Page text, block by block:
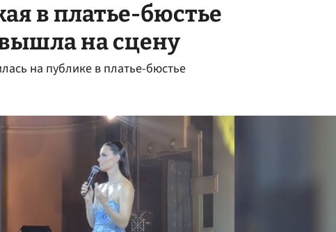
в платье-бюстье
на сцену
на публике в платье-бюстье